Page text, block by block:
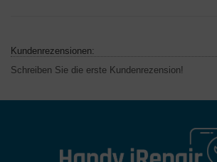
Kundenrezensionen:
Schreiben Sie die erste Kundenrezension!